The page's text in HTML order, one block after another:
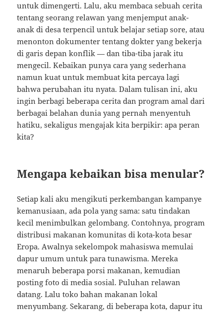
untuk dimengerti. Lalu, aku membaca sebuah cerita
tentang seorang relawan yang menjemput anak-
anak di desa terpencil untuk belajar setiap sore, atau
menonton dokumenter tentang dokter yang bekerja
di garis depan konflik — dan tiba-tiba jarak itu
mengecil. Kebaikan punya cara yang sederhana
namun kuat untuk membuat kita percaya lagi
bahwa perubahan itu nyata. Dalam tulisan ini, aku
ingin berbagi beberapa cerita dan program amal dari
berbagai belahan dunia yang pernah menyentuh
hatiku, sekaligus mengajak kita berpikir: apa peran
kita?
Mengapa kebaikan bisa menular?
Setiap kali aku mengikuti perkembangan kampanye
kemanusiaan, ada pola yang sama: satu tindakan
kecil menimbulkan gelombang. Contohnya, program
distribusi makanan komunitas di kota-kota besar
Eropa. Awalnya sekelompok mahasiswa memulai
dapur umum untuk para tunawisma. Mereka
menaruh beberapa porsi makanan, kemudian
posting foto di media sosial. Puluhan relawan
datang. Lalu toko bahan makanan lokal
menyumbang. Sekarang, di beberapa kota, dapur itu